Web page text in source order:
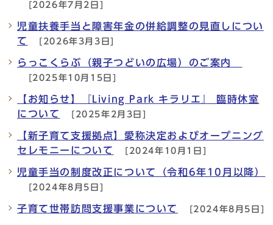
[2026年7月2日]
児童扶養手当と障害年金の併給調整の見直しについ
て
[2026年3月3日]
らっこくらぶ（親子つどいの広場）のご案内
[2025年10月15日]
【お知らせ】『Living Park キラリエ』 臨時休室
について
[2025年2月3日]
【新子育て支援拠点】愛称決定およびオープニング
セレモニーについて
[2024年10月1日]
児童手当の制度改正について（令和6年10月以降）
[2024年8月5日]
子育て世帯訪問支援事業について [2024年8月5日]